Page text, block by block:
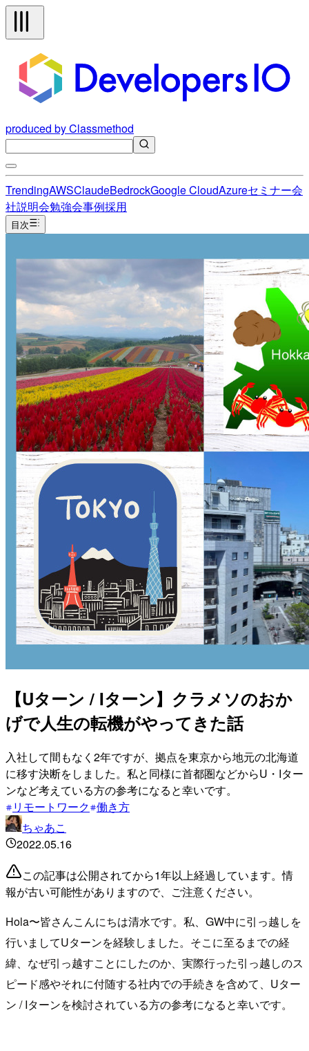
produced by Classmethod
TrendingAWSClaudeBedrockGoogle CloudAzureセミナー会
社説明会勉強会事例採用
目次
【Uターン / Iターン】クラメソのおか
げで人生の転機がやってきた話
入社して間もなく2年ですが、拠点を東京から地元の北海道
に移す決断をしました。私と同様に首都圏などからU・Iター
ンなど考えている方の参考になると幸いです。
リモートワーク 働き方
ちゃあこ
2022.05.16
この記事は公開されてから1年以上経過しています。情
報が古い可能性がありますので、ご注意ください。
Hola〜皆さんこんにちは清水です。私、GW中に引っ越しを
行いましてUターンを経験しました。そこに至るまでの経
緯、なぜ引っ越すことにしたのか、実際行った引っ越しのス
ピード感やそれに付随する社内での手続きを含めて、Uター
ン / Iターンを検討されている方の参考になると幸いです。